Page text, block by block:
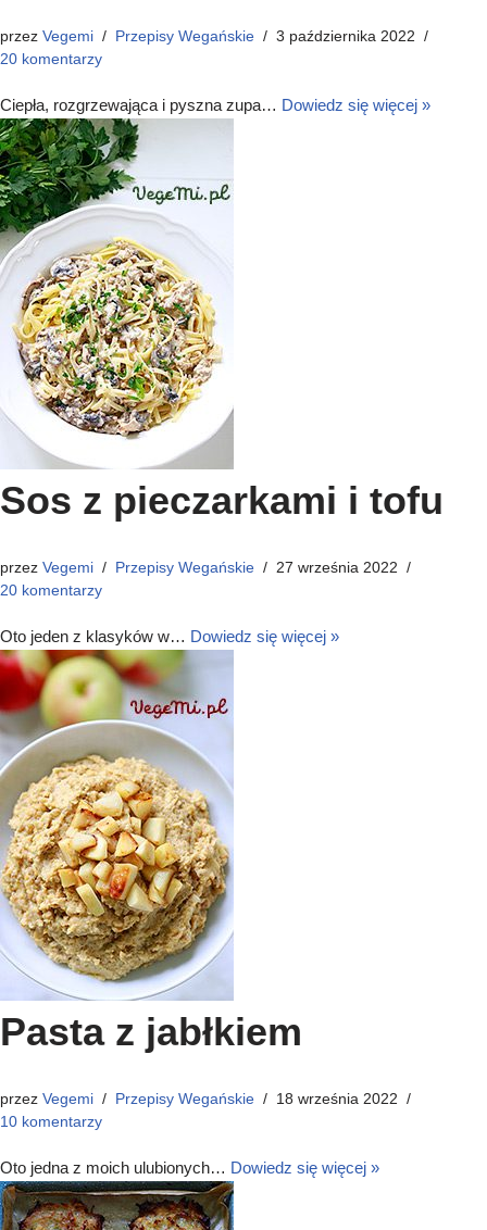
przez Vegemi Przepisy Wegańskie
3 października 2022
20 komentarzy
Ciepła, rozgrzewająca i pyszna zupa… Dowiedz się więcej »
Sos z pieczarkami i tofu
przez Vegemi Przepisy Wegańskie
27 września 2022
20 komentarzy
Oto jeden z klasyków w… Dowiedz się więcej »
Pasta z jabłkiem
przez Vegemi Przepisy Wegańskie
18 września 2022
10 komentarzy
Oto jedna z moich ulubionych… Dowiedz się więcej »